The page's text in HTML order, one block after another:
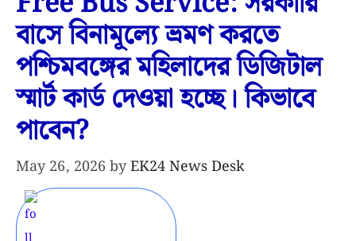
বাসে বিনামূল্যে ভ্রমণ করতে
পশ্চিমবঙ্গের মহিলাদের ডিজিটাল
স্মার্ট কার্ড দেওয়া হচ্ছে। কিভাবে
পাবেন?
May 26, 2026 byEK24 News Desk